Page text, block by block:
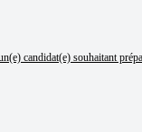
candidat(e) souhaitant